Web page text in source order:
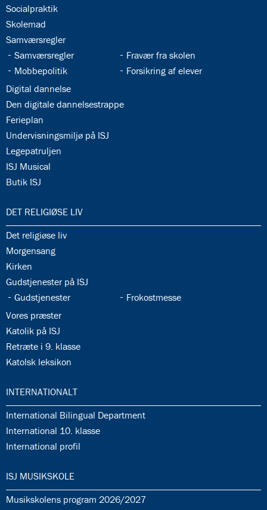
34.4:
Socialpraktik
34.5:
Skolemad
34.6:
Samværsregler
34.7:
Samværsregler 34.8:
Fravær fra skolen
34.9:
Mobbepolitik 34.10:
Forsikring af elever
34.11:
Digital dannelse
34.12:
Den digitale dannelsestrappe
34.13:
Ferieplan
34.14:
Undervisningsmiljø på ISJ
34.15:
Legepatruljen
34.16:
ISJ Musical
34.17:
Butik ISJ
35.0:
DET RELIGIØSE LIV
35.1:
Det religiøse liv
35.2:
Morgensang
35.3:
Kirken
35.4:
Gudstjenester på ISJ
35.5:
Gudstjenester 35.6:
Frokostmesse
35.7:
Vores præster
35.8:
Katolik på ISJ
35.9:
Retræte i 9. klasse
35.10:
Katolsk leksikon
36.0:
INTERNATIONALT
36.1:
International Bilingual Department
36.2:
International 10. klasse
36.3:
International profil
37.0:
ISJ MUSIKSKOLE
37.1:
Musikskolens program 2026/2027